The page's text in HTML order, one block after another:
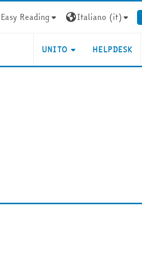
Easy Reading Italiano ‎(it)‎
UNITO HELPDESK